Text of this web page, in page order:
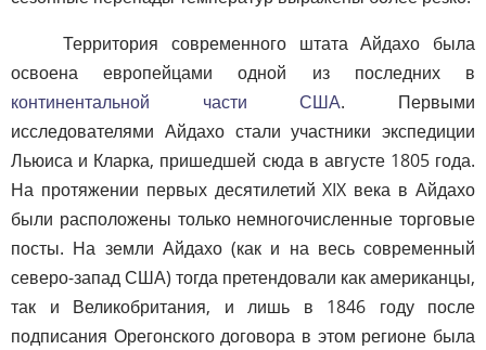
Территория современного штата Айдахо была
освоена европейцами одной из последних в
континентальной части США. Первыми
исследователями Айдахо стали участники экспедиции
Льюиса и Кларка, пришедшей сюда в августе 1805 года.
На протяжении первых десятилетий XIX века в Айдахо
были расположены только немногочисленные торговые
посты. На земли Айдахо (как и на весь современный
северо-запад США) тогда претендовали как американцы,
так и Великобритания, и лишь в 1846 году после
подписания Орегонского договора в этом регионе была